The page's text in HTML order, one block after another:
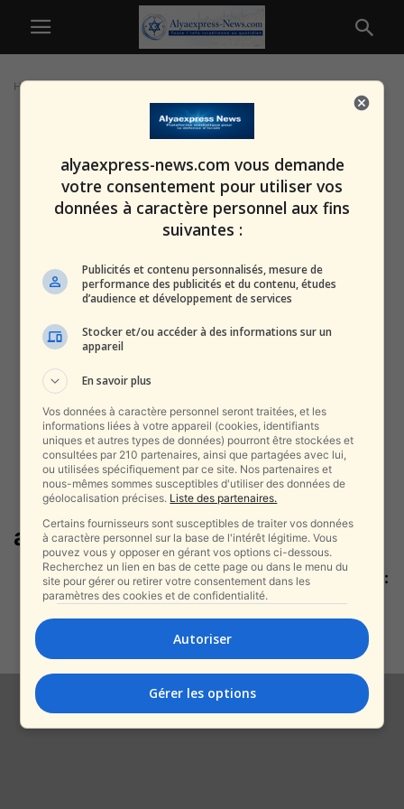
Home
antisémitisme mondial
Nouveau témoignage de Sydney :
les terroristes auraient signalé
aux non-Juifs...
alxprss_sab - 19 décembre 2025
alyaexpress-news.com vous demande
votre consentement pour utiliser vos
données à caractère personnel aux fins
suivantes :
Publicités et contenu personnalisés, mesure de
performance des publicités et du contenu, études
d’audience et développement de services
Stocker et/ou accéder à des informations sur un
appareil
En savoir plus
Vos données à caractère personnel seront traitées, et les
informations liées à votre appareil (cookies, identifiants
uniques et autres types de données) pourront être stockées et
consultées par 210 partenaires, ainsi que partagées avec lui,
ou utilisées spécifiquement par ce site. Nos partenaires et
nous-mêmes sommes susceptibles d'utiliser des données de
géolocalisation précises. Liste des partenaires.
Certains fournisseurs sont susceptibles de traiter vos données
à caractère personnel sur la base de l'intérêt légitime. Vous
pouvez vous y opposer en gérant vos options ci-dessous.
Recherchez un lien en bas de cette page ou dans le menu du
site pour gérer ou retirer votre consentement dans les
paramètres des cookies et de confidentialité.
Autoriser
Gérer les options